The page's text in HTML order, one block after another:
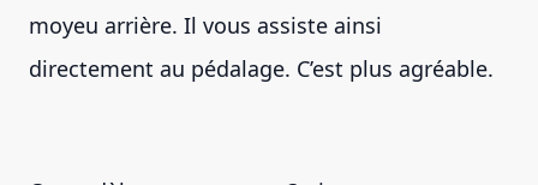
moyeu arrière. Il vous assiste ainsi
directement au pédalage. C’est plus agréable.